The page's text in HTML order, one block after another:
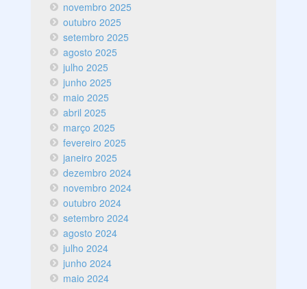
novembro 2025
outubro 2025
setembro 2025
agosto 2025
julho 2025
junho 2025
maio 2025
abril 2025
março 2025
fevereiro 2025
janeiro 2025
dezembro 2024
novembro 2024
outubro 2024
setembro 2024
agosto 2024
julho 2024
junho 2024
maio 2024